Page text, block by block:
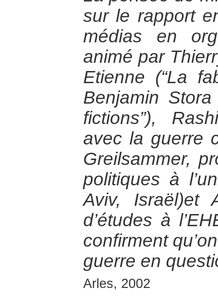
sur le rapport
médias en
animé par
Etienne (“La
Benjamin
fictions”),
avec la guerre
Greilsammer,
politiques à
Aviv, Israël)et
d’études à
confirment
guerre en
Arles, 2002